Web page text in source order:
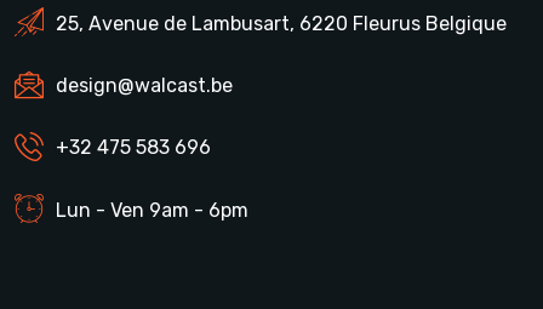
25, Avenue de Lambusart, 6220 Fleurus Belgique
design@walcast.be
+32 475 583 696
Lun - Ven 9am - 6pm